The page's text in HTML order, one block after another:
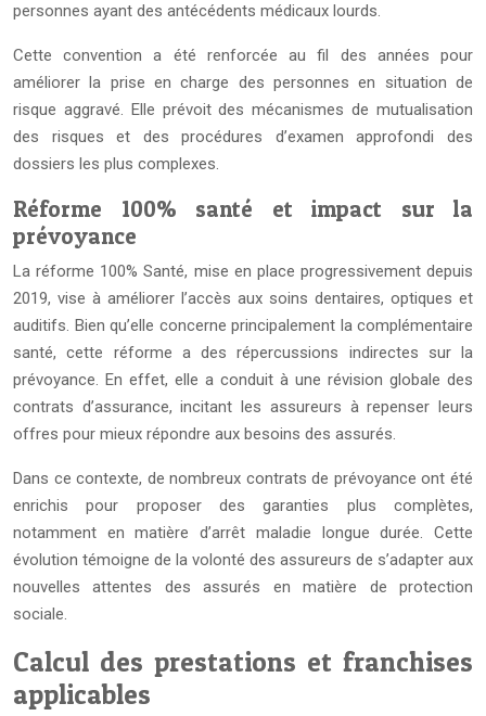
personnes ayant des antécédents médicaux lourds.
Cette convention a été renforcée au fil des années pour
améliorer la prise en charge des personnes en situation de
risque aggravé. Elle prévoit des mécanismes de mutualisation
des risques et des procédures d’examen approfondi des
dossiers les plus complexes.
Réforme 100% santé et impact sur la
prévoyance
La réforme 100% Santé, mise en place progressivement depuis
2019, vise à améliorer l’accès aux soins dentaires, optiques et
auditifs. Bien qu’elle concerne principalement la complémentaire
santé, cette réforme a des répercussions indirectes sur la
prévoyance. En effet, elle a conduit à une révision globale des
contrats d’assurance, incitant les assureurs à repenser leurs
offres pour mieux répondre aux besoins des assurés.
Dans ce contexte, de nombreux contrats de prévoyance ont été
enrichis pour proposer des garanties plus complètes,
notamment en matière d’arrêt maladie longue durée. Cette
évolution témoigne de la volonté des assureurs de s’adapter aux
nouvelles attentes des assurés en matière de protection
sociale.
Calcul des prestations et franchises
applicables